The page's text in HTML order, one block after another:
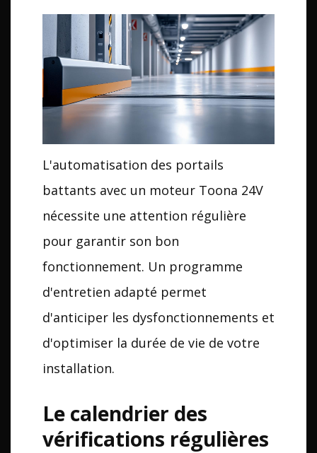
L'automatisation des portails
battants avec un moteur Toona 24V
nécessite une attention régulière
pour garantir son bon
fonctionnement. Un programme
d'entretien adapté permet
d'anticiper les dysfonctionnements et
d'optimiser la durée de vie de votre
installation.
Le calendrier des
vérifications régulières